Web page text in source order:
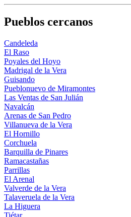
Pueblos cercanos
Candeleda
El Raso
Poyales del Hoyo
Madrigal de la Vera
Guisando
Pueblonuevo de Miramontes
Las Ventas de San Julián
Navalcán
Arenas de San Pedro
Villanueva de la Vera
El Hornillo
Corchuela
Barquilla de Pinares
Ramacastañas
Parrillas
El Arenal
Valverde de la Vera
Talaveruela de la Vera
La Higuera
Tiétar